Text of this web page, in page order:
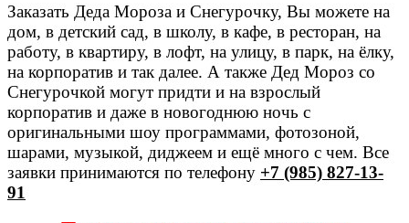
Заказать Деда Мороза и Снегурочку, Вы можете на
дом, в детский сад, в школу, в кафе, в ресторан, на
работу, в квартиру, в лофт, на улицу, в парк, на ёлку,
на корпоратив и так далее. А также Дед Мороз со
Снегурочкой могут придти и на взрослый
корпоратив и даже в новогоднюю ночь с
оригинальными шоу программами, фотозоной,
шарами, музыкой, диджеем и ещё много с чем. Все
заявки принимаются по телефону +7 (985) 827-13-
91